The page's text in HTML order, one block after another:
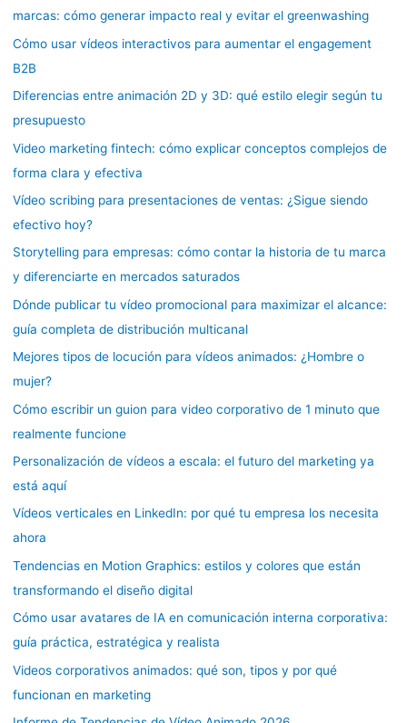
marcas: cómo generar impacto real y evitar el greenwashing
Cómo usar vídeos interactivos para aumentar el engagement
B2B
Diferencias entre animación 2D y 3D: qué estilo elegir según tu
presupuesto
Video marketing fintech: cómo explicar conceptos complejos de
forma clara y efectiva
Vídeo scribing para presentaciones de ventas: ¿Sigue siendo
efectivo hoy?
Storytelling para empresas: cómo contar la historia de tu marca
y diferenciarte en mercados saturados
Dónde publicar tu vídeo promocional para maximizar el alcance:
guía completa de distribución multicanal
Mejores tipos de locución para vídeos animados: ¿Hombre o
mujer?
Cómo escribir un guion para video corporativo de 1 minuto que
realmente funcione
Personalización de vídeos a escala: el futuro del marketing ya
está aquí
Vídeos verticales en LinkedIn: por qué tu empresa los necesita
ahora
Tendencias en Motion Graphics: estilos y colores que están
transformando el diseño digital
Cómo usar avatares de IA en comunicación interna corporativa:
guía práctica, estratégica y realista
Videos corporativos animados: qué son, tipos y por qué
funcionan en marketing